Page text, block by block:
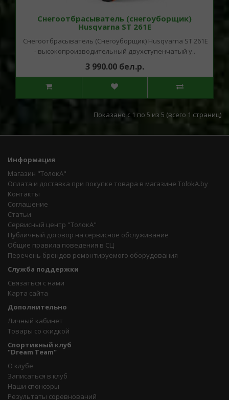
Снегоотбрасыватель (снегоуборщик)
Husqvarna ST 261E
Снегоотбрасыватель (Снегоуборщик) Husqvarna ST 261E
- высокопроизводительный двухступенчатый у..
3 990.00 бел.р.
Показано с 1 по 5 из 5 (всего 1 страниц)
Информация
Магазин "ТолокА"
Оплата и доставка при покупке товара в магазине TolokA.by
Контакты
Соглашение
Статьи
Сервисный центр "ТолокА"
Публичный договор на сервисное обслуживание
Общие правила поведения в СЦ
Перечень брендов ремонтируемого оборудования
Служба поддержки
Связаться с нами
Карта сайта
Дополнительно
Личный кабинет
Товары со скидкой
Спортивный клуб
"Dream Team"
О клубе
Записаться в клуб
Наши спонсоры
Результаты соревнований